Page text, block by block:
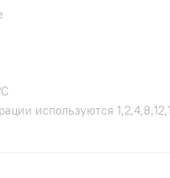
используются